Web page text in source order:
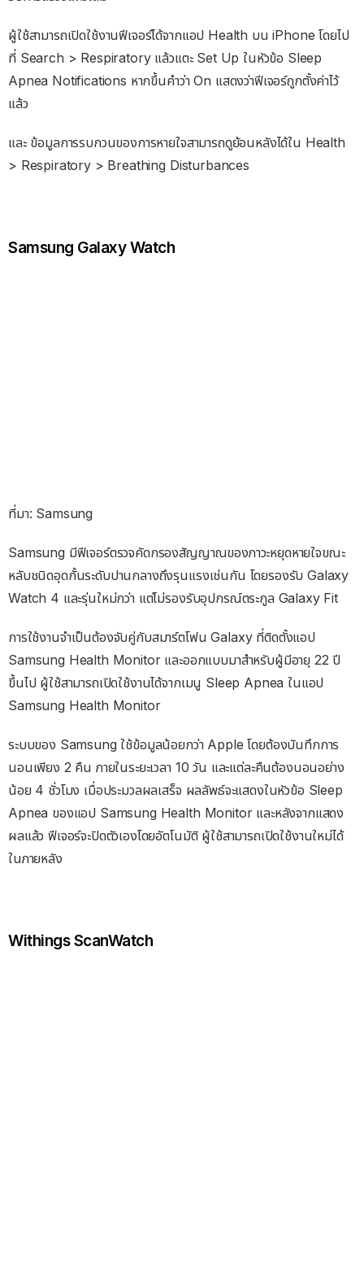
ผู้ใช้สามารถเปิดใช้งานฟีเจอร์ได้จากแอป Health บน iPhone โดยไป
ที่ Search > Respiratory แล้วแตะ Set Up ในหัวข้อ Sleep
Apnea Notifications หากขึ้นคำว่า On แสดงว่าฟีเจอร์ถูกตั้งค่าไว้
แล้ว
และ ข้อมูลการรบกวนของการหายใจสามารถดูย้อนหลังได้ใน Health
> Respiratory > Breathing Disturbances
Samsung Galaxy Watch
ที่มา: Samsung
Samsung มีฟีเจอร์ตรวจคัดกรองสัญญาณของภาวะหยุดหายใจขณะ
หลับชนิดอุดกั้นระดับปานกลางถึงรุนแรงเช่นกัน โดยรองรับ Galaxy
Watch 4 และรุ่นใหม่กว่า แต่ไม่รองรับอุปกรณ์ตระกูล Galaxy Fit
การใช้งานจำเป็นต้องจับคู่กับสมาร์ตโฟน Galaxy ที่ติดตั้งแอป
Samsung Health Monitor และออกแบบมาสำหรับผู้มีอายุ 22 ปี
ขึ้นไป ผู้ใช้สามารถเปิดใช้งานได้จากเมนู Sleep Apnea ในแอป
Samsung Health Monitor
ระบบของ Samsung ใช้ข้อมูลน้อยกว่า Apple โดยต้องบันทึกการ
นอนเพียง 2 คืน ภายในระยะเวลา 10 วัน และแต่ละคืนต้องนอนอย่าง
น้อย 4 ชั่วโมง เมื่อประมวลผลเสร็จ ผลลัพธ์จะแสดงในหัวข้อ Sleep
Apnea ของแอป Samsung Health Monitor และหลังจากแสดง
ผลแล้ว ฟีเจอร์จะปิดตัวเองโดยอัตโนมัติ ผู้ใช้สามารถเปิดใช้งานใหม่ได้
ในภายหลัง
Withings ScanWatch